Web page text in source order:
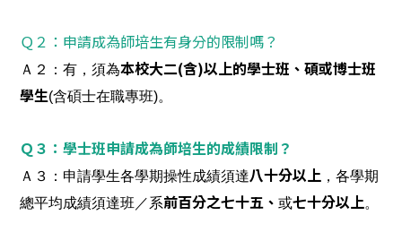
Ｑ２：申請成為師培生有身分的限制嗎？
Ａ２：有，須為本校大二(含)以上的學士班、碩或博士班
學生(含碩士在職專班)。
Ｑ３：學士班申請成為師培生的成績限制？
Ａ３：申請學生各學期操性成績須達八十分以上 ，各學期
總平均成績須達班／系前百分之七十五、或七十分以上。